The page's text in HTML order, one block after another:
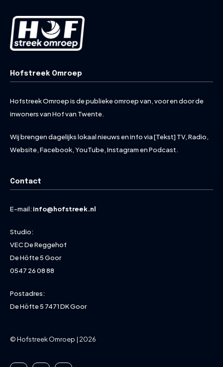
Hofstreek Omroep
Hofstreek Omroep is de publieke omroep van, voor en door de
inwoners van Hof van Twente.
Wij brengen dagelijks lokaal nieuws en info via [Tekst] TV, Radio,
Website, Facebook, YouTube, Instagram en Podcast.
Contact
E-mail: info@hofstreek.nl
Studio:
VEC De Reggehof
De Höfte 5 Goor
0547 26 08 88
Postadres:
De Höfte 5 7471 DK Goor
© Hofstreek Omroep | 2026